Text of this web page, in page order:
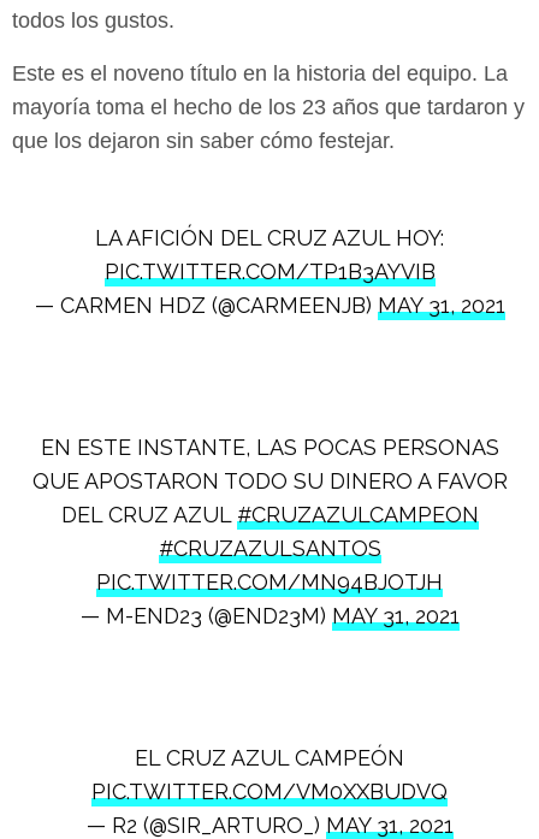
todos los gustos.
Este es el noveno título en la historia del equipo. La
mayoría toma el hecho de los 23 años que tardaron y
que los dejaron sin saber cómo festejar.
LA AFICIÓN DEL CRUZ AZUL HOY:
PIC.TWITTER.COM/TP1B3AYVIB
— CARMEN HDZ (@CARMEENJB) MAY 31, 2021
EN ESTE INSTANTE, LAS POCAS PERSONAS
QUE APOSTARON TODO SU DINERO A FAVOR
DEL CRUZ AZUL #CRUZAZULCAMPEON
#CRUZAZULSANTOS
PIC.TWITTER.COM/MN94BJOTJH
— M-END23 (@END23M) MAY 31, 2021
EL CRUZ AZUL CAMPEÓN
PIC.TWITTER.COM/VM0XXBUDVQ
— R2 (@SIR_ARTURO_) MAY 31, 2021